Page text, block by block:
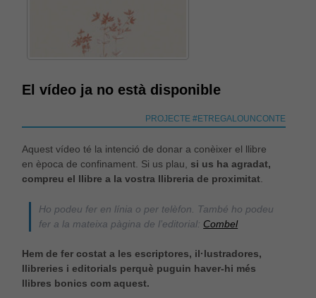
El vídeo ja no està disponible
PROJECTE #ETREGALOUNCONTE
Aquest vídeo té la intenció de donar a conèixer el llibre
en època de confinament. Si us plau, si us ha agradat,
compreu el llibre a la vostra llibreria de proximitat.
Ho podeu fer en línia o per telèfon. També ho podeu
fer a la mateixa pàgina de l’editorial: Combel
Hem de fer costat a les escriptores, il·lustradores,
llibreries i editorials perquè puguin haver-hi més
llibres bonics com aquest.